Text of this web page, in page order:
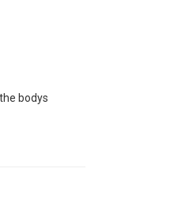
bodys